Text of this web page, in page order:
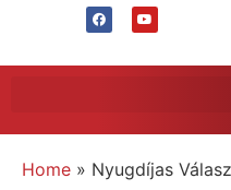
Home » Nyugdíjas